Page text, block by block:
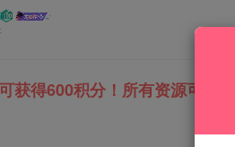
获得600积分！所有资源可以使